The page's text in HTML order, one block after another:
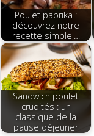
Poulet paprika :
découvrez notre
recette simple,…
Sandwich poulet
crudités : un
classique de la
pause déjeuner